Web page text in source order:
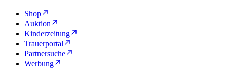
Shop
Auktion
Kinderzeitung
Trauerportal
Partnersuche
Werbung